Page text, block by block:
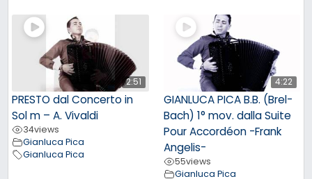
2:51
PRESTO dal Concerto in
Sol m – A. Vivaldi
34views
Gianluca Pica
Gianluca Pica
4:22
GIANLUCA PICA B.B. (Brel-
Bach) 1° mov. dalla Suite
Pour Accordéon -Frank
Angelis-
55views
Gianluca Pica